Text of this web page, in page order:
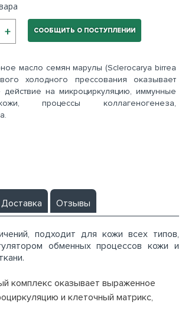
масло семян марулы (Sclerocarya birrea
холодного прессования оказывает
на микроциркуляцию, иммунные
процессы коллагеногенеза,
СООБЩИТЬ О ПОСТУПЛЕНИИ
Доставка Отзывы
подходит для кожи всех типов,
обменных процессов кожи и
комплекс оказывает выраженное
и клеточный матрикс,